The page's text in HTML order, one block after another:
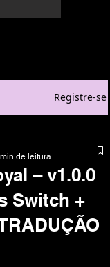
Registre-se
– v1.0.0
Switch +
de leitura
5 estrelas.